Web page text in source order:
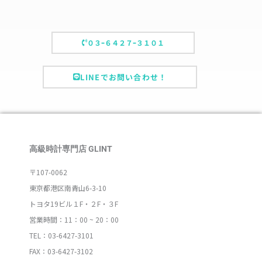
０３ｰ６４２７ｰ３１０１
LINEでお問い合わせ！
高級時計専門店 GLINT
〒107-0062
東京都港区南青山6-3-10
トヨタ19ビル１F・２F・３F
営業時間：11：00 ~ 20：00
TEL：03-6427-3101
FAX：03-6427-3102